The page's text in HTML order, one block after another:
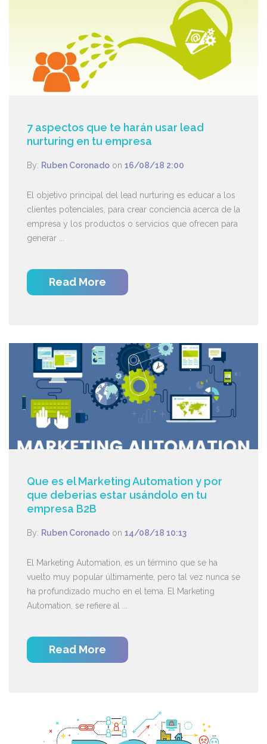
7 aspectos que te harán usar lead
nurturing en tu empresa
By: Ruben Coronado on 16/08/18 2:00
El objetivo principal del lead nurturing es educar a los
clientes potenciales, para crear conciencia acerca de la
empresa y los productos o servicios que ofrecen para
generar ...
Read More
Que es el Marketing Automation y por
que deberias estar usándolo en tu
empresa B2B
By: Ruben Coronado on 14/08/18 10:13
El Marketing Automation, es un término que se ha
vuelto muy popular últimamente, pero tal vez nunca se
ha profundizado mucho en el tema. El Marketing
Automation, se refiere al ...
Read More